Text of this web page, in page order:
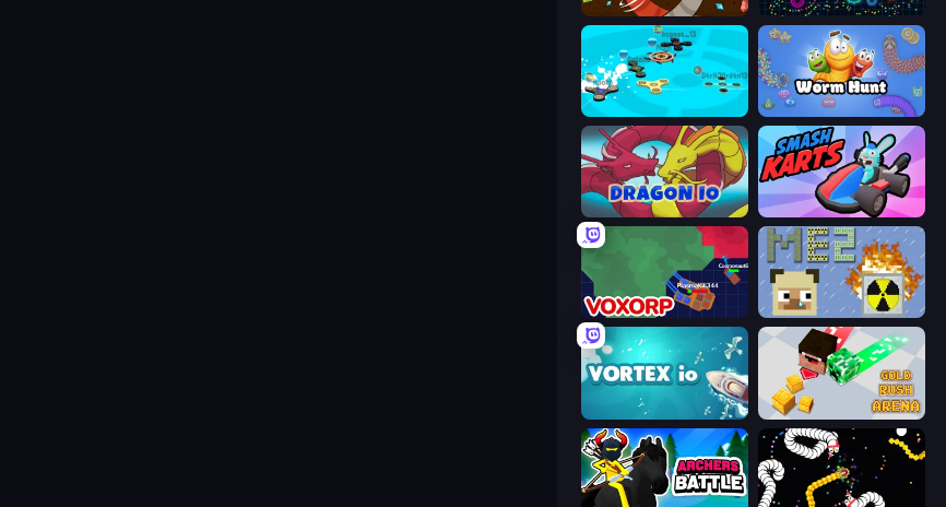
Digworm.io Dashers.io
Hand Spinner IO 3D Worm Hunt
Dragon.io Smash Karts
Voxorp MineEnergy2
Vortex.io Gold Rush Arena